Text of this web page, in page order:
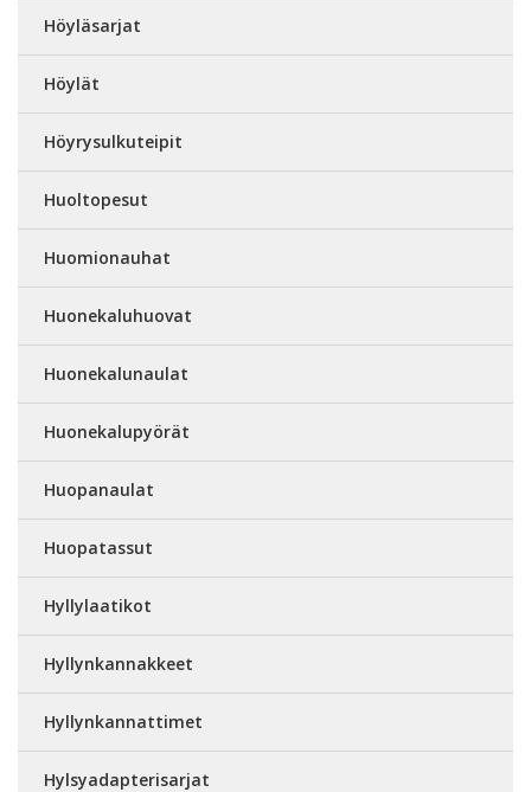
Höyläsarjat
Höylät
Höyrysulkuteipit
Huoltopesut
Huomionauhat
Huonekaluhuovat
Huonekalunaulat
Huonekalupyörät
Huopanaulat
Huopatassut
Hyllylaatikot
Hyllynkannakkeet
Hyllynkannattimet
Hylsyadapterisarjat